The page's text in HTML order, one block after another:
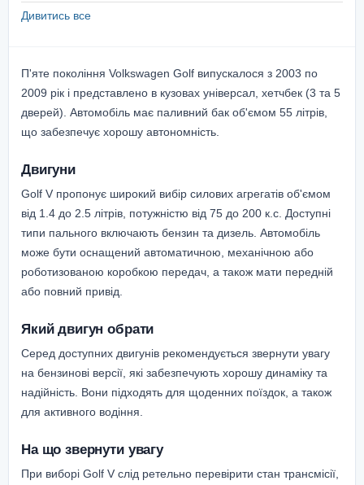
Дивитись все
П'яте покоління Volkswagen Golf випускалося з 2003 по
2009 рік і представлено в кузовах універсал, хетчбек (3 та 5
дверей). Автомобіль має паливний бак об'ємом 55 літрів,
що забезпечує хорошу автономність.
Двигуни
Golf V пропонує широкий вибір силових агрегатів об'ємом
від 1.4 до 2.5 літрів, потужністю від 75 до 200 к.с. Доступні
типи пального включають бензин та дизель. Автомобіль
може бути оснащений автоматичною, механічною або
роботизованою коробкою передач, а також мати передній
або повний привід.
Який двигун обрати
Серед доступних двигунів рекомендується звернути увагу
на бензинові версії, які забезпечують хорошу динаміку та
надійність. Вони підходять для щоденних поїздок, а також
для активного водіння.
На що звернути увагу
При виборі Golf V слід ретельно перевірити стан трансмісії,